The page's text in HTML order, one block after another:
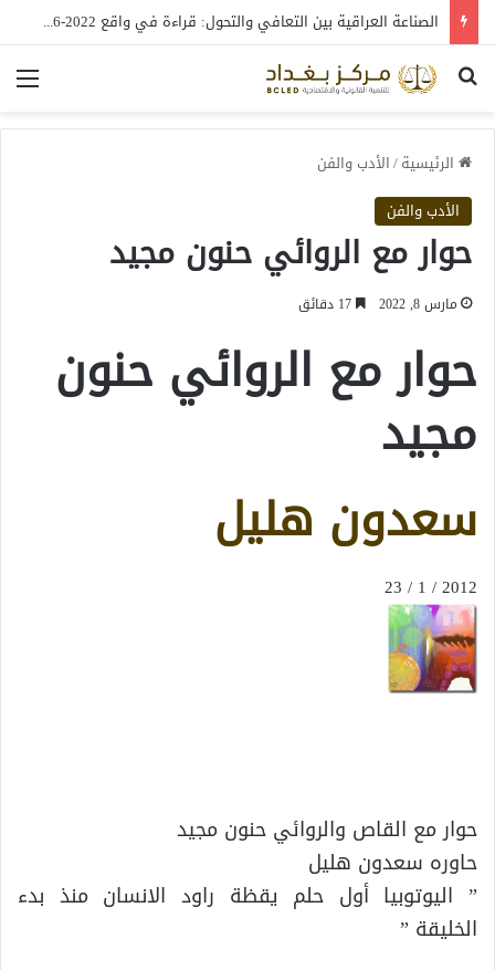
الصناعة العراقية بين التعافي والتحول: قراءة في واقع 2022-2026
بحث عن
الرئيسية/الأدب والفن
الأدب والفن
حوار مع الروائي حنون مجيد
مارس 8, 2022
حوار مع الروائي حنون
مجيد
سعدون هليل
2012 / 1 / 23
حوار مع القاص والروائي حنون مجيد
حاوره سعدون هليل
” اليوتوبيا أول حلم يقظة راود الانسان منذ بدء
الخليقة ”